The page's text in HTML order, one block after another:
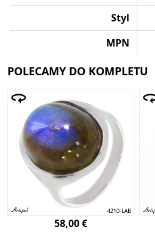
Styl
MPN
POLECAMY DO KOMPLETU
58,00 €